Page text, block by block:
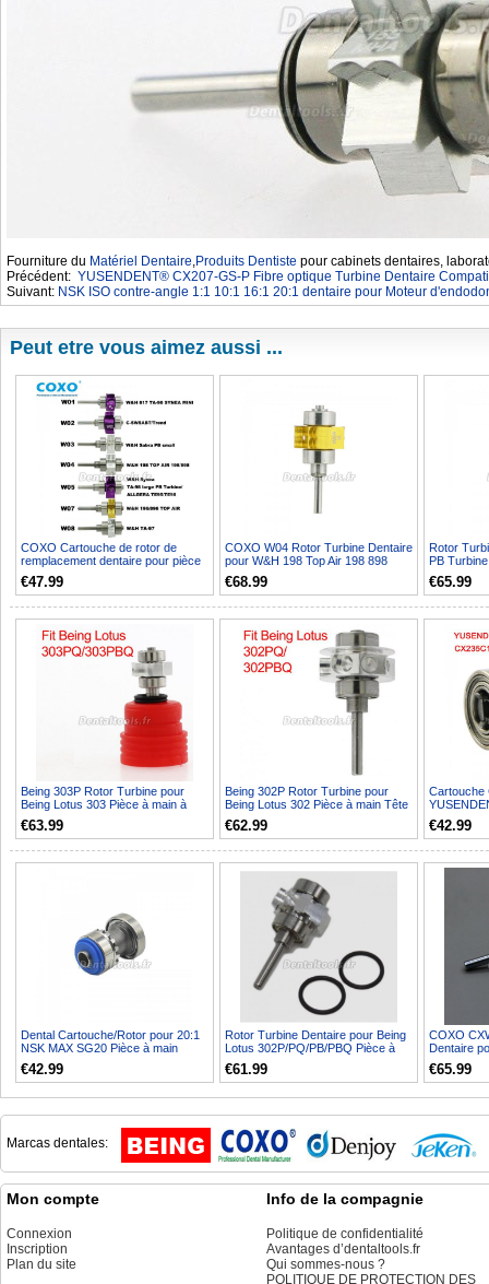
Fourniture du Matériel Dentaire,Produits Dentiste pour cabinets dentaires,
Précédent: YUSENDENT® CX207-GS-P Fibre optique Turbine Dentaire
Suivant: NSK ISO contre-angle 1:1 10:1 16:1 20:1 dentaire pour Moteur
Peut etre vous aimez aussi ...
COXO Cartouche de rotor de
remplacement dentaire pour pièce
à main de turbine W&...
€47.99
COXO W04 Rotor Turbine Dentaire
pour W&H 198 Top Air 198 898
€68.99
Rotor
PB
Torque
€65.99
Being 303P Rotor Turbine pour
Being Lotus 303 Pièce à main à
Couple
€63.99
Being 302P Rotor Turbine pour
Being Lotus 302 Pièce à main Tête
de couple
€62.99
Cartouche
CX235C1/
€42.99
Dental Cartouche/Rotor pour 20:1
NSK MAX SG20 Pièce à main
implant
€42.99
Rotor Turbine Dentaire pour Being
Lotus 302P/PQ/PB/PBQ Pièce à
main
€61.99
COXO
Dentaire
pièce à
€65.99
Marcas dentales:
Mon compte
Connexion
Inscription
Plan du site
Info de la compagnie
Politique de confidentialité
Avantages d’dentaltools.fr
Qui sommes-nous ?
POLITIQUE DE PROTECTION DES